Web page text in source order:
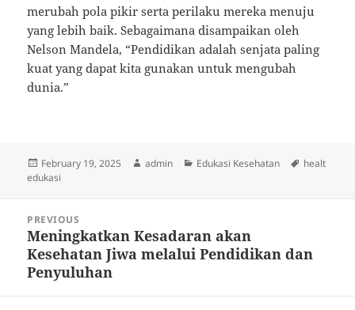
merubah pola pikir serta perilaku mereka menuju
yang lebih baik. Sebagaimana disampaikan oleh
Nelson Mandela, “Pendidikan adalah senjata paling
kuat yang dapat kita gunakan untuk mengubah
dunia.”
Posted
on
February 19, 2025 Author
admin Categories
Edukasi Kesehatan Tags
healt
edukasi
navigation
PREVIOUS
Previous
post:
Meningkatkan Kesadaran akan
Kesehatan Jiwa melalui Pendidikan dan
Penyuluhan